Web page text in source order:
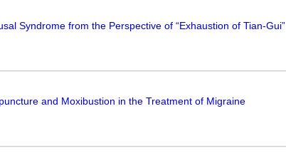
Syndrome from the Perspective of “Exhaustion of Tian-Gui”
and Moxibustion in the Treatment of Migraine